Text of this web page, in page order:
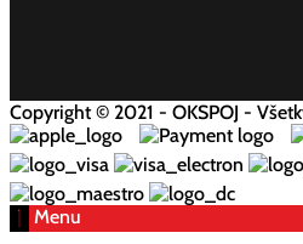
Copyright © 2021 - OKSPOJ -
Menu